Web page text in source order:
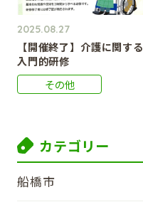
2025.08.27
【開催終了】介護に関する
入門的研修
その他
カテゴリー
船橋市